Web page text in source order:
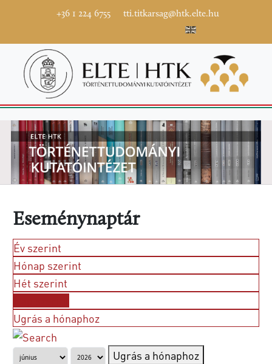
+36 1 224 6755 tti.titkarsag@htk.elte.hu
Eseménynaptár
Év szerint
Hónap szerint
Hét szerint
Ugrás a hónaphoz
Ugrás a hónaphoz